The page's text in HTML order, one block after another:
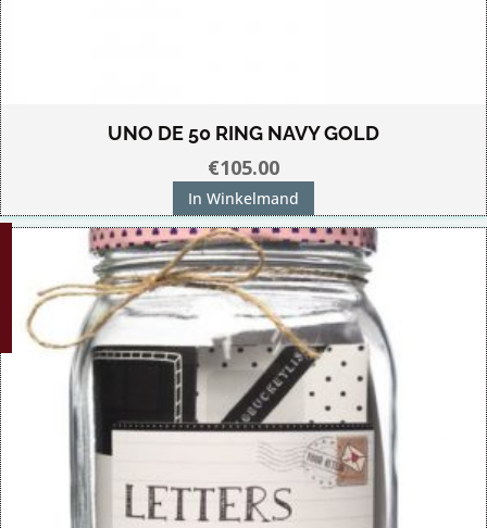
UNO DE 50 RING NAVY GOLD
€105.00
In Winkelmand